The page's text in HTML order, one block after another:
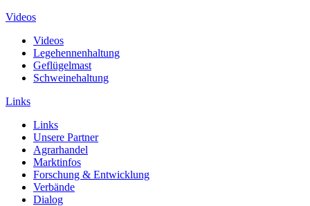
Videos
Videos
Legehennenhaltung
Geflügelmast
Schweinehaltung
Links
Links
Unsere Partner
Agrarhandel
Marktinfos
Forschung & Entwicklung
Verbände
Dialog